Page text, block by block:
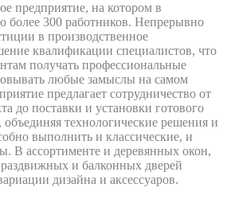
предприятие, на котором в
более 300 работников. Непрерывно
в производственное
квалификации специалистов, что
получать профессиональные
любые замыслы на самом
предлагает сотрудничество от
до поставки и установки готового
технологические решения и
выполнить и классические, и
В ассортименте и деревянных окон,
и балконных дверей
дизайна и аксессуаров.